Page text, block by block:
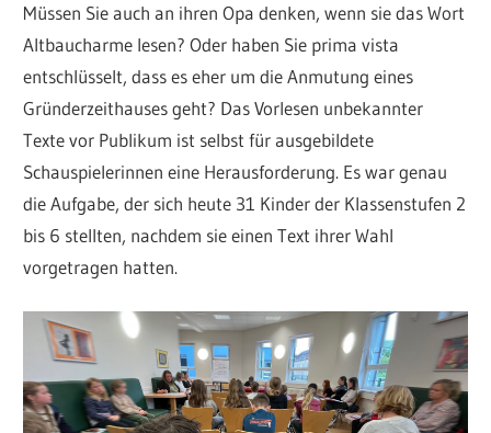
Müssen Sie auch an ihren Opa denken, wenn sie das Wort
Altbaucharme lesen? Oder haben Sie prima vista
entschlüsselt, dass es eher um die Anmutung eines
Gründerzeithauses geht? Das Vorlesen unbekannter
Texte vor Publikum ist selbst für ausgebildete
Schauspielerinnen eine Herausforderung. Es war genau
die Aufgabe, der sich heute 31 Kinder der Klassenstufen 2
bis 6 stellten, nachdem sie einen Text ihrer Wahl
vorgetragen hatten.